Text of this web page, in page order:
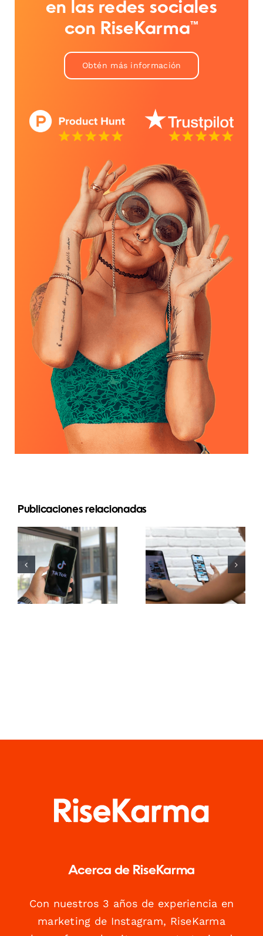
en las redes sociales
con RiseKarma™
Obtén más información
Publicaciones relacionadas
Maximizar el
alcance:
Herramientas
efectivas de
publicación
cruzada
plataformas
para
encontrar
ideas de
UGC
(Contenido
Acerca de RiseKarma
Con nuestros 3 años de experiencia en
marketing de Instagram, RiseKarma